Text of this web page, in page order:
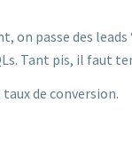
on passe des
Tant pis, il faut
de conversion.